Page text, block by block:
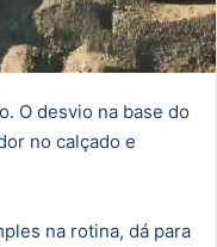
O desvio na base do
no calçado e
na rotina, dá para